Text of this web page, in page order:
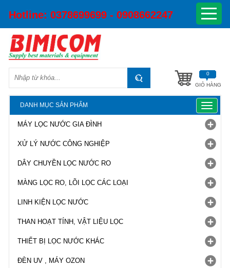
Hotline: 0378699699 - 0908662247
GIỎ HÀNG
0
DANH MỤC SẢN PHẨM
Toggle
MÁY LỌC NƯỚC GIA ĐÌNH
XỬ LÝ NƯỚC CÔNG NGHIỆP
DÂY CHUYỀN LỌC NƯỚC RO
MÀNG LỌC RO, LÕI LỌC CÁC LOẠI
LINH KIỆN LỌC NƯỚC
THAN HOẠT TÍNH, VẬT LIỆU LỌC
THIẾT BỊ LỌC NƯỚC KHÁC
ĐÈN UV , MÁY OZON